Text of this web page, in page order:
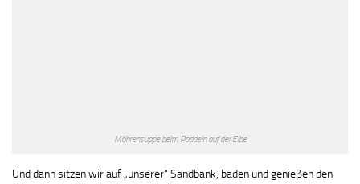
Möhrensuppe beim Paddeln auf der Elbe
Und dann sitzen wir auf „unserer“ Sandbank, baden und genießen den